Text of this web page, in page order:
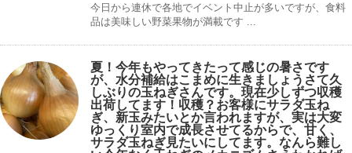
今日から連休で各地でイベント中止が多いですが、食料
品は美味しい野菜果物が満載です ...
夏！今年もやってきたって感じの暑さです
が、水分補給はこまめに生きましょうさて久
しぶりの玉ねぎさんです。現在少しずつ収穫
出荷してます！収穫？お客様にサラダ玉ね
ぎ、新玉みたいとか言われますが、実は大変
ゆっくり室内で成長させてるからで、甘く、
サラダ玉ねぎ見たいにしてます。なんら難し